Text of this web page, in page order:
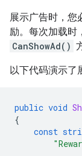
展示广告时，您
励。每次加载时
CanShowAd()
以下代码演示了
public void
{
const